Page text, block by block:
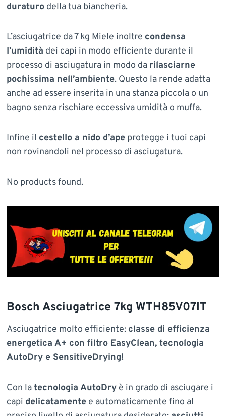
duraturodella tua biancheria.
L’asciugatrice da 7 kg Miele inoltre condensa
l’umidità dei capi in modo efficiente durante il
processo di asciugatura in modo da rilasciarne
pochissima nell’ambiente. Questo la rende adatta
anche ad essere inserita in una stanza piccola o un
bagno senza rischiare eccessiva umidità o muffa.
Infine il cestello a nido d’apeprotegge i tuoi capi
non rovinandoli nel processo di asciugatura.
No products found.
Bosch Asciugatrice 7kg WTH85V07IT
Asciugatrice molto efficiente: classe di efficienza
energetica A+ con filtro EasyClean, tecnologia
AutoDry e SensitiveDrying!
Con latecnologia AutoDryè in grado di asciugare i
capi delicatamentee automaticamente fino al